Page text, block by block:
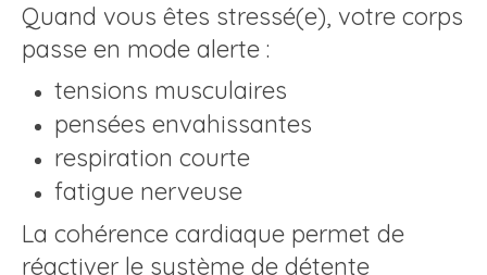
Quand vous êtes stressé(e), votre corps
passe en mode alerte :
tensions musculaires
pensées envahissantes
respiration courte
fatigue nerveuse
La cohérence cardiaque permet de
réactiver le système de détente